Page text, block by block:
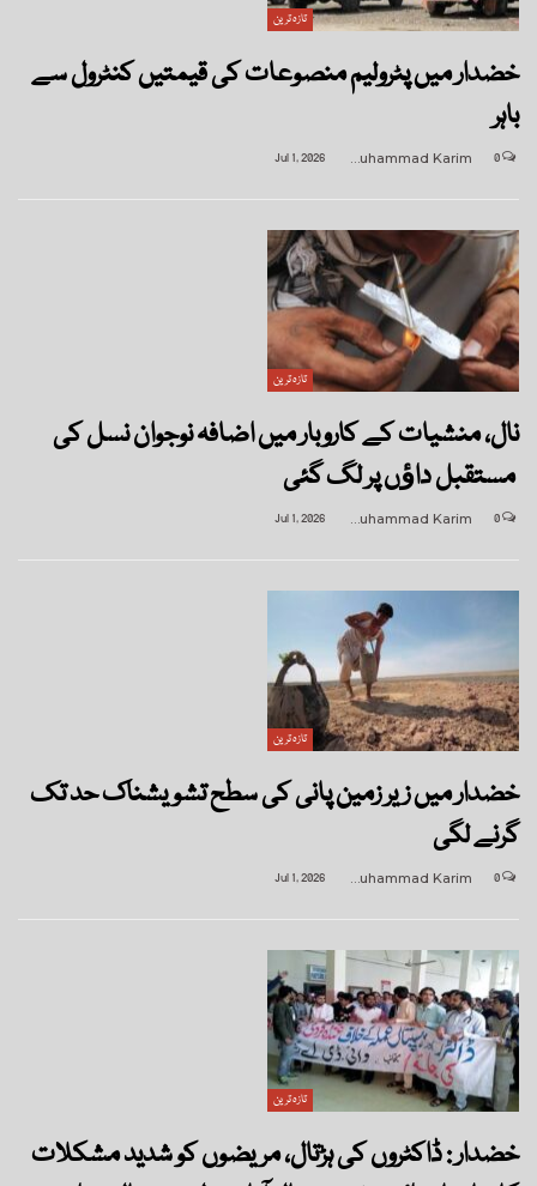
تازہ ترین
خضدار میں پٹرولیم منصوعات کی قیمتیں کنٹرول سے
باہر
Muhammad Karim
Jul 1, 2026
تازہ ترین
نال، منشیات کے کاروبار میں اضافہ نوجوان نسل کی
مستقبل داﺅں پر لگ گئی
Jul 1, 2026
تازہ ترین
خضدار میں زیر زمین پانی کی سطح تشویشناک حد تک
گرنے لگی
Muhammad Karim
Jul 1, 2026
تازہ ترین
خضدار : ڈاکٹروں کی ہڑتال، مریضوں کو شدید مشکلات